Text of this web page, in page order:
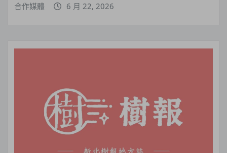
合作媒體 6 月 22, 2026